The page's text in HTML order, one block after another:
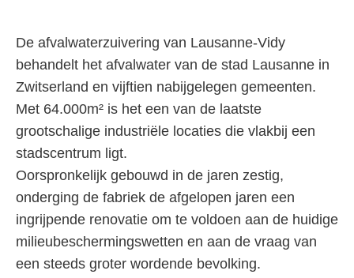
De afvalwaterzuivering van Lausanne-Vidy
behandelt het afvalwater van de stad Lausanne in
Zwitserland en vijftien nabijgelegen gemeenten.
Met 64.000m² is het een van de laatste
grootschalige industriële locaties die vlakbij een
stadscentrum ligt.
Oorspronkelijk gebouwd in de jaren zestig,
onderging de fabriek de afgelopen jaren een
ingrijpende renovatie om te voldoen aan de huidige
milieubeschermingswetten en aan de vraag van
een steeds groter wordende bevolking.